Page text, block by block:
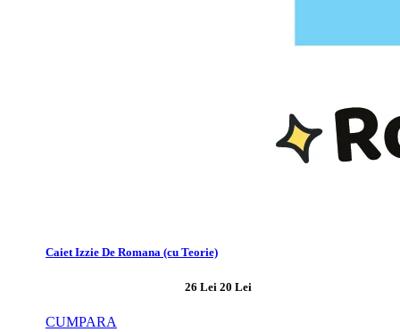
Caiet Izzie De Romana (cu Teorie)
26 Lei 20 Lei
CUMPARA